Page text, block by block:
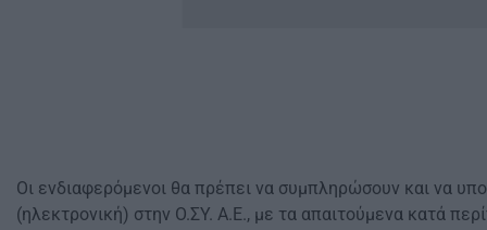
Οι ενδιαφερόμενοι θα πρέπει να συμπληρώσουν και να
(ηλεκτρονική) στην Ο.ΣΥ. Α.Ε., με τα απαιτούμενα κατά